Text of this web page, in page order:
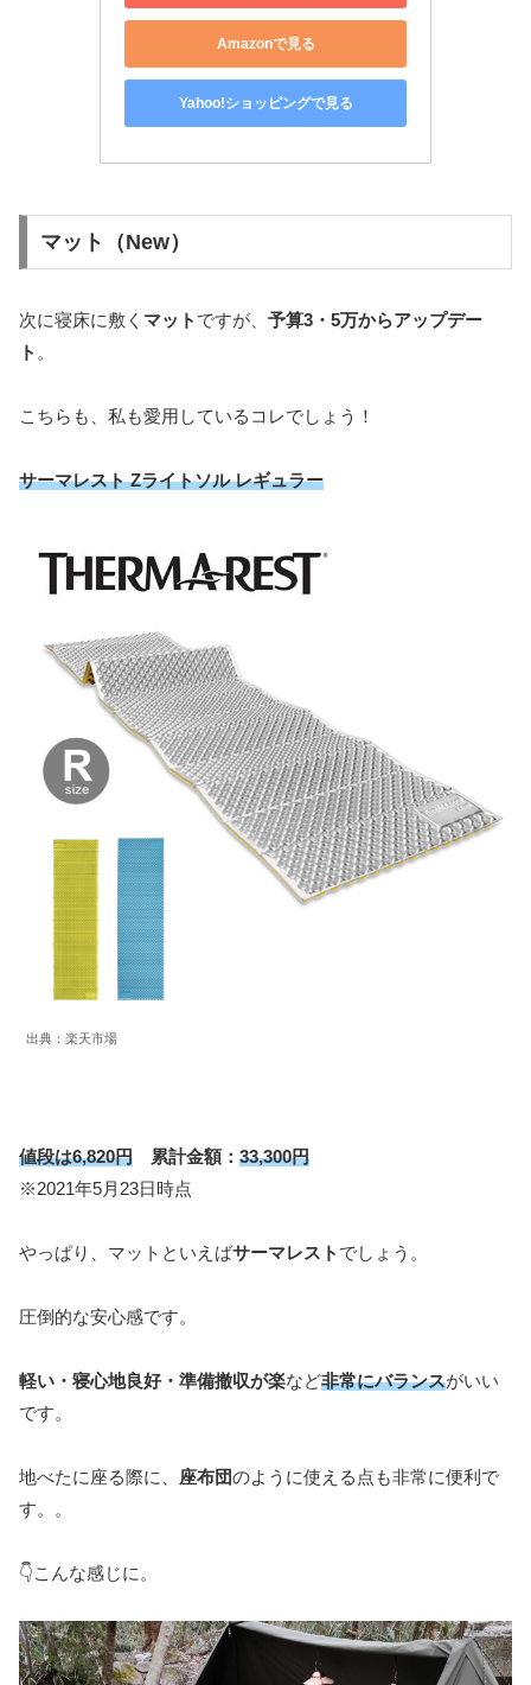
Amazonで見る
Yahoo!ショッピングで見る
マット（New）
次に寝床に敷く マット ですが、 予算3・5万からアップデー
ト 。
こちらも、私も愛用しているコレでしょう！
サーマレスト Zライトソル レギュラー
出典：楽天市場
値段は6,820円 累計金額： 33,300円
※2021年5月23日時点
やっぱり、マットといえばサーマレスト でしょう。
圧倒的な安心感です。
軽い・寝心地良好・準備撤収が楽など非常にバランスがいい
です。
地べたに座る際に、 座布団のように使える点も非常に便利で
す。。
👇こんな感じに。